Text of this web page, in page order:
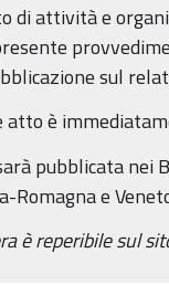
di attività e
sul
è
pubblicata nei
Romagna e
è reperibile sul